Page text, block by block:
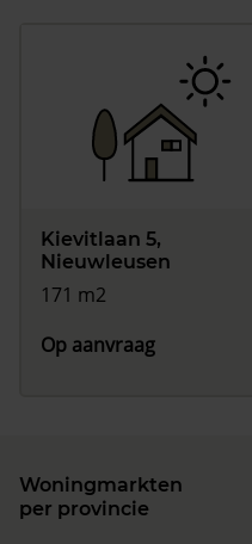
Kievitlaan 5,
Nieuwleusen
171 m2
Op aanvraag
Woningmarkten
per provincie